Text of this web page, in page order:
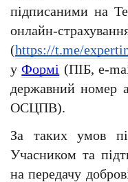
підписаними на
онлайн-
(https://t.me/
у Формі (ПІБ, e-
державний номер
ОСЦПВ).
За таких умов
Учасником та
на передачу